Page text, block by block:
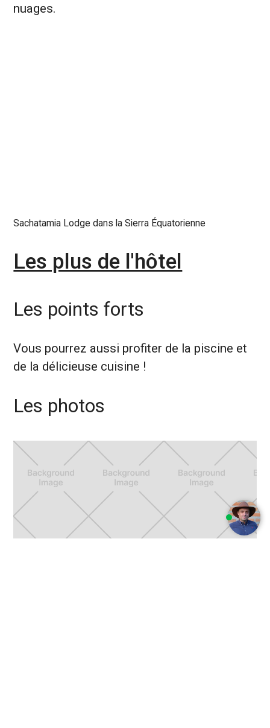
nuages.
Sachatamia Lodge dans la Sierra Équatorienne
Les plus de l'hôtel
Les points forts
Vous pourrez aussi profiter de la piscine et
de la délicieuse cuisine !
Les photos